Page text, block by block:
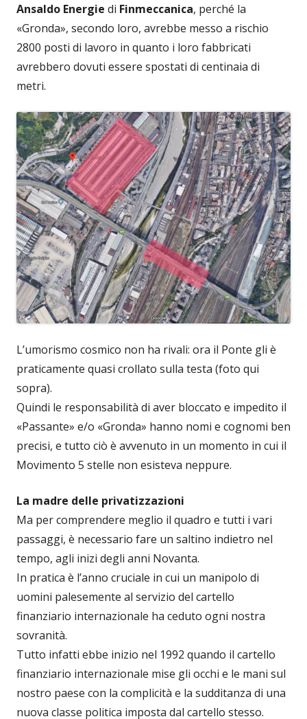
Ansaldo Energie di Finmeccanica, perché la
«Gronda», secondo loro, avrebbe messo a rischio
2800 posti di lavoro in quanto i loro fabbricati
avrebbero dovuti essere spostati di centinaia di
metri.
L’umorismo cosmico non ha rivali: ora il Ponte gli è
praticamente quasi crollato sulla testa (foto qui
sopra).
Quindi le responsabilità di aver bloccato e impedito il
«Passante» e/o «Gronda» hanno nomi e cognomi ben
precisi, e tutto ciò è avvenuto in un momento in cui il
Movimento 5 stelle non esisteva neppure.
La madre delle privatizzazioni
Ma per comprendere meglio il quadro e tutti i vari
passaggi, è necessario fare un saltino indietro nel
tempo, agli inizi degli anni Novanta.
In pratica è l’anno cruciale in cui un manipolo di
uomini palesemente al servizio del cartello
finanziario internazionale ha ceduto ogni nostra
sovranità.
Tutto infatti ebbe inizio nel 1992 quando il cartello
finanziario internazionale mise gli occhi e le mani sul
nostro paese con la complicità e la sudditanza di una
nuova classe politica imposta dal cartello stesso.